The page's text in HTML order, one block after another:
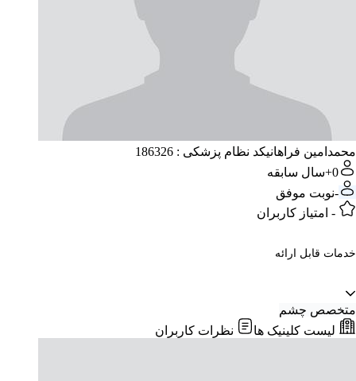
محمدامین فراهانیکد نظام پزشکی : 186326
0+ سال سابقه
-نوبت موفق
- امتیاز کاربران
خدمات قابل ارائه
متخصص چشم
لیست کلینیک ها
نظرات کاربران